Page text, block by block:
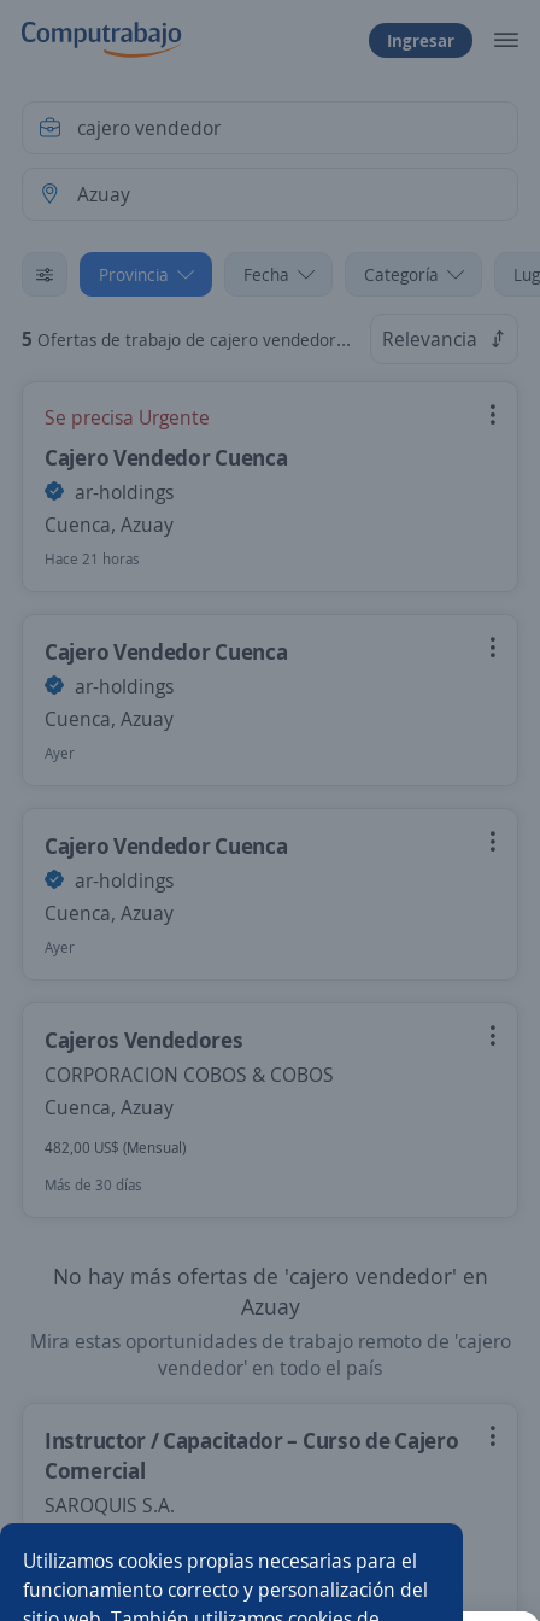
Utilizamos cookies propias necesarias para el
funcionamiento correcto y personalización del
Ingresar
Provincia Fecha Categoría
5 Ofertas de trabajo de cajero vendedor en Azuay Relevancia
Se precisa Urgente
Cajero Vendedor Cuenca
ar-holdings
Cuenca, Azuay
Hace 21 horas
Cajero Vendedor Cuenca
ar-holdings
Cuenca, Azuay
Ayer
Cajero Vendedor Cuenca
ar-holdings
Cuenca, Azuay
Ayer
Cajeros Vendedores
CORPORACION COBOS & COBOS
Cuenca, Azuay
482,00 US$ (Mensual)
Más de 30 días
No hay más ofertas de 'cajero vendedor' en
Azuay
Mira estas oportunidades de trabajo remoto de 'cajero
vendedor' en todo el país
Instructor / Capacitador – Curso de Cajero
Comercial
SAROQUIS S.A.
394,00 US$ (Mensual)
Remoto
Más de 30 días